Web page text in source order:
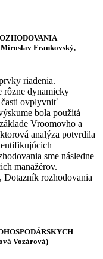
Frankovský,
riadenia.
rôzne dynamicky
časti ovplyvniť
bola použitá
Vroomovho a
analýza potvrdila
sme následne
manažérov.
Dotazník rozhodovania
Vozárová)